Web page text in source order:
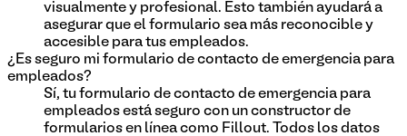
visualmente y profesional. Esto también ayudará a
asegurar que el formulario sea más reconocible y
accesible para tus empleados.
¿Es seguro mi formulario de contacto de emergencia para
empleados?
Sí, tu formulario de contacto de emergencia para
empleados está seguro con un constructor de
formularios en línea como Fillout. Todos los datos